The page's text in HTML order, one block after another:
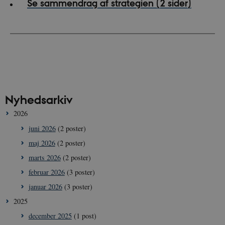
Se sammendrag af strategien (2 sider)
Nyhedsarkiv
2026
juni 2026(2 poster)
maj 2026(2 poster)
marts 2026(2 poster)
februar 2026(3 poster)
januar 2026(3 poster)
2025
december 2025 (1 post)